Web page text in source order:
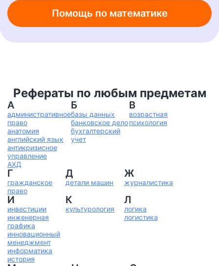
Шпаргалки
от 300 руб.
Бизнес-план
от 1500 руб.
Помощь по математике
Рефераты по любым предметам
А
административное
право
анатомия
английский язык
антикризисное
управление
АХД
Б
базы данных
банковское дело
бухгалтерский
учет
В
возрастная
психология
Г
гражданское
право
Д
детали машин
Ж
журналистика
И
инвестиции
инженерная
графика
инновационный
менеджмент
информатика
история
К
культурология
Л
логика
логистика